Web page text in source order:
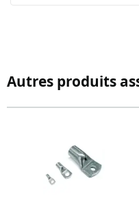
Autres produits